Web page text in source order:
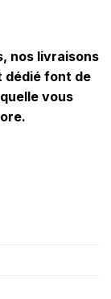
nos livraisons
font de
vous